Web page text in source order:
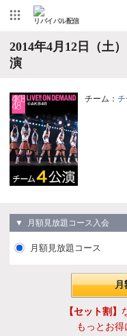
リバイバル配信
2014年4月12日（土
演
チーム： チ
▼ 月額見放題コース入会
月額見放題コース
月
【セット割】
もっとお得